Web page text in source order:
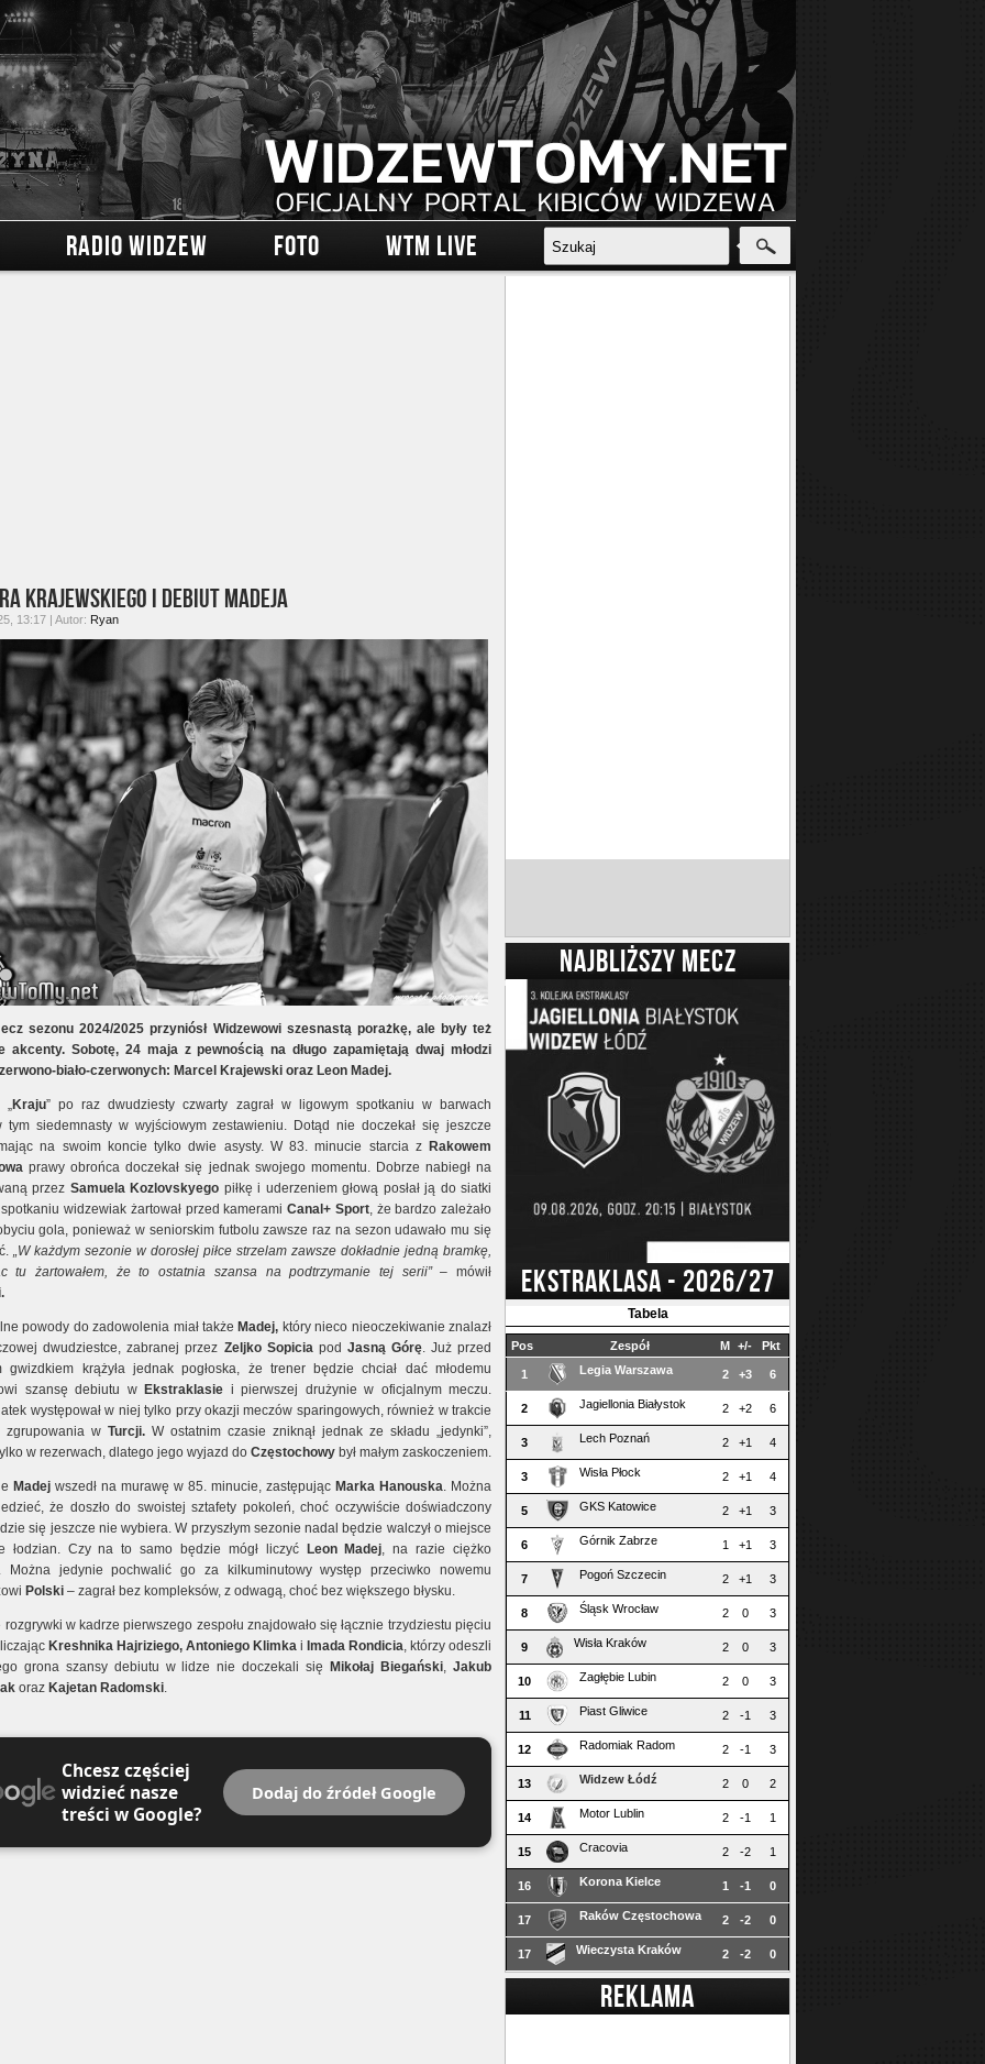
RADIO WIDZEW FOTO WTM LIVE
Krajewskiego i debiut Madeja
13:17 | Autor: Ryan
sezonu 2024/2025 przyniósł Widzewowi szesnastą porażkę, ale były też
akcenty. Sobotę, 24 maja z pewnością na długo zapamiętają dwaj młodzi
biało-czerwonych: Marcel Krajewski oraz Leon Madej.
„Kraju” po raz dwudziesty czwarty zagrał w ligowym spotkaniu w barwach
tym siedemnasty w wyjściowym zestawieniu. Dotąd nie doczekał się jeszcze
na swoim koncie tylko dwie asysty. W 83. minucie starcia z Rakowem
prawy obrońca doczekał się jednak swojego momentu. Dobrze nabiegł na
przez Samuela Kozlovskyego piłkę i uderzeniem głową posłał ją do siatki
widzewiak żartował przed kameramiCanal+ Sport, że bardzo zależało
gola, ponieważ w seniorskim futbolu zawsze raz na sezon udawało mu się
„W każdym sezonie w dorosłej piłce strzelam zawsze dokładnie jedną bramkę,
tu żartowałem, że to ostatnia szansa na podtrzymanie tej serii”– mówił
powody do zadowolenia miał także Madej, który nieco nieoczekiwanie znalazł
dwudziestce, zabranej przez Zeljko Sopiciapod Jasną Górę. Już przed
gwizdkiem krążyła jednak pogłoska, że trener będzie chciał dać młodemu
szansę debiutu w Ekstraklasie i pierwszej drużynie w oficjalnym meczu.
występował w niej tylko przy okazji meczów sparingowych, również w trakcie
zgrupowania w Turcji. W ostatnim czasie zniknął jednak ze składu „jedynki”,
w rezerwach, dlatego jego wyjazd do Częstochowy był małym zaskoczeniem.
Madej wszedł na murawę w 85. minucie, zastępując Marka Hanouska. Można
że doszło do swoistej sztafety pokoleń, choć oczywiście doświadczony
się jeszcze nie wybiera. W przyszłym sezonie nadal będzie walczył o miejsce
łodzian. Czy na to samo będzie mógł liczyć
Leon Madej, na razie ciężko
Można jedynie pochwalić go za kilkuminutowy występ przeciwko nowemu
Polski – zagrał bez kompleksów, z odwagą, choć bez większego błysku.
rozgrywki w kadrze pierwszego zespołu znajdowało się łącznie trzydziestu pięciu
Kreshnika Hajriziego, Antoniego Klimka i Imada Rondicia, którzy odeszli
grona szansy debiutu w lidze nie doczekali się
Mikołaj Biegański,Jakub
oraz Kajetan Radomski.
Chcesz częściej
widzieć nasze
treści w Google?
Dodaj do źródeł Google
NAJBLIŻSZY MECZ
EKSTRAKLASA - 2026/27
Tabela
Pos Zespół M +/- Pkt
1 Legia Warszawa 2 +3 6
2 Jagiellonia Białystok 2 +2 6
3 Lech Poznań 2 +1 4
3 Wisła Płock 2 +1 4
5 GKS Katowice 2 +1 3
6 Górnik Zabrze 1 +1 3
7 Pogoń Szczecin 2 +1 3
8 Śląsk Wrocław 2 0 3
9 Wisła Kraków 2 0 3
10 Zagłębie Lubin 2 0 3
11 Piast Gliwice 2 -1 3
12 Radomiak Radom 2 -1 3
13 Widzew Łódź 2 0 2
14 Motor Lublin 2 -1 1
15 Cracovia 2 -2 1
16 Korona Kielce 1 -1 0
17 Raków Częstochowa 2 -2 0
17 Wieczysta Kraków 2 -2 0
REKLAMA